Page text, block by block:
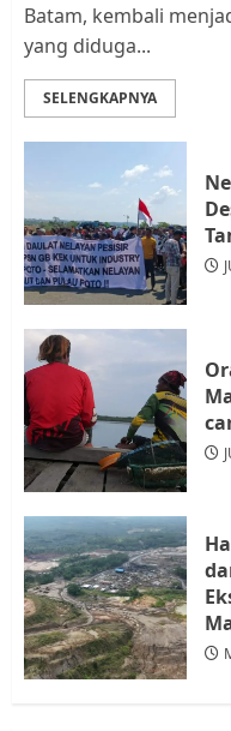
4
5
Batam, kembali
yang diduga...
SELENGKAPNYA